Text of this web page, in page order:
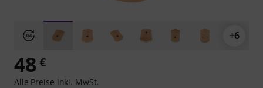
+6
48 €
Alle Preise inkl. MwSt.